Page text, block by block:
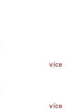
více
více